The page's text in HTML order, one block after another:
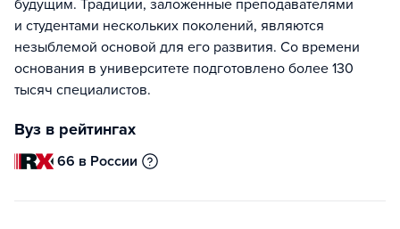
будущим. Традиции, заложенные преподавателями
и студентами нескольких поколений, являются
незыблемой основой для его развития. Со времени
основания в университете подготовлено более 130
тысяч специалистов.
Вуз в рейтингах
66 в России